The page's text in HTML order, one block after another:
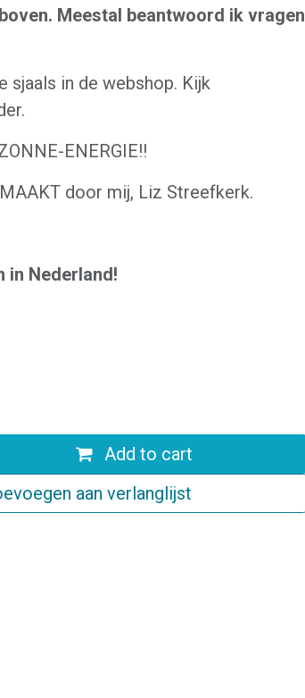
Meestal beantwoord ik vragen
sjaals in de webshop. Kijk
ENERGIE!!
door mij, Liz Streefkerk.
in Nederland!
Add to cart
aan verlanglijst